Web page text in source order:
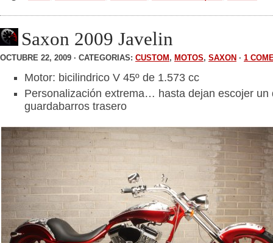
Saxon 2009 Javelin
OCTUBRE 22, 2009 · CATEGORIAS: CUSTOM , MOTOS, SAXON · 1
Motor: bicilindrico V 45º de 1.573 cc
Personalización extrema… hasta dejan escojer un
guardabarros trasero